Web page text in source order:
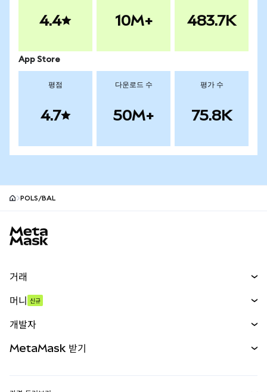
4.4 10M+ 483.7K
App Store
평점
4.7
다운로드 수
50M+
평가 수
75.8K
POLS/BAL
거래
무기한 선물
실물자산
머니 신규
개발자
MetaMask 받기